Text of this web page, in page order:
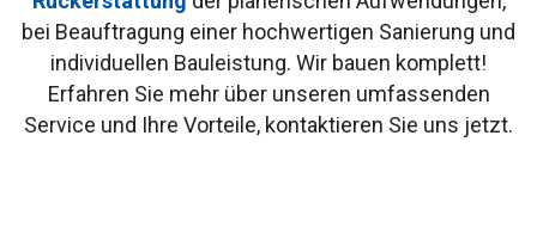
bei Beauftragung einer hochwertigen Sanierung und
individuellen Bauleistung. Wir bauen komplett!
Erfahren Sie mehr über unseren umfassenden
Service und Ihre Vorteile, kontaktieren Sie uns jetzt.